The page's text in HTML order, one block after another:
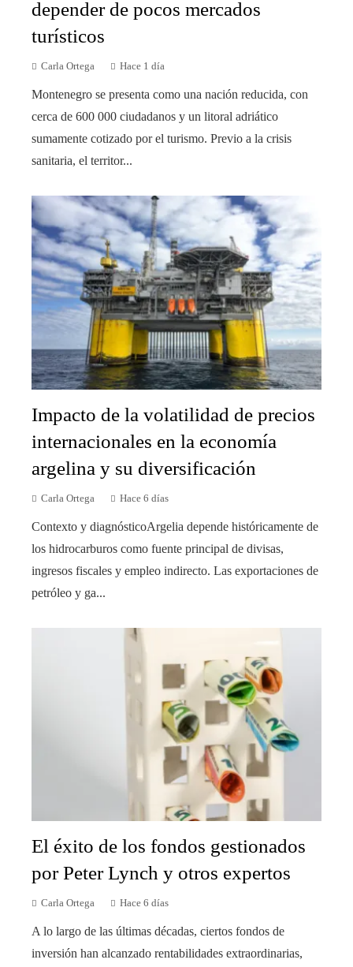
depender de pocos mercados
turísticos
Carla Ortega Hace 1 día
Montenegro se presenta como una nación reducida, con
cerca de 600 000 ciudadanos y un litoral adriático
sumamente cotizado por el turismo. Previo a la crisis
sanitaria, el territor...
Impacto de la volatilidad de precios
internacionales en la economía
argelina y su diversificación
Carla Ortega Hace 6 días
Contexto y diagnósticoArgelia depende históricamente de
los hidrocarburos como fuente principal de divisas,
ingresos fiscales y empleo indirecto. Las exportaciones de
petróleo y ga...
El éxito de los fondos gestionados
por Peter Lynch y otros expertos
Carla Ortega Hace 6 días
A lo largo de las últimas décadas, ciertos fondos de
inversión han alcanzado rentabilidades extraordinarias,